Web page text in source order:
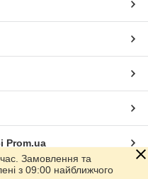
Prom.ua
Замовлення та
з 09:00 найближчого